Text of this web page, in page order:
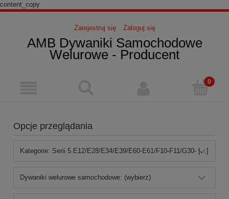
content_copy
Zarejestruj się Zaloguj się
AMB Dywaniki Samochodowe
Welurowe - Producent
Opcje przeglądania
Kategorie: Serii 5 E12/E28/E34/E39/E60-E61/F10-F11/G30- [...]
Dywaniki welurowe samochodowe: (wybierz)